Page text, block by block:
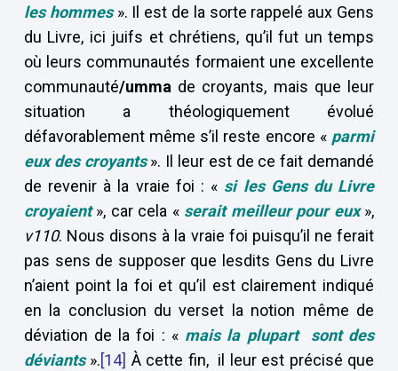
les hommes». Il est de la sorte rappelé aux Gens
du Livre, ici juifs et chrétiens, qu’il fut un temps
où leurs communautés formaient une excellente
communauté/ummade croyants, mais que leur
situation a théologiquement évolué
défavorablement même s’il reste encore « parmi
eux des croyants». Il leur est de ce fait demandé
de revenir à la vraie foi : « si les Gens du Livre
croyaient», car cela « serait meilleur pour eux»,
v110. Nous disons à la vraie foi puisqu’il ne ferait
pas sens de supposer que lesdits Gens du Livre
n’aient point la foi et qu’il est clairement indiqué
en la conclusion du verset la notion même de
déviation de la foi : « mais la plupart sont des
déviants».[14] À cette fin, il leur est précisé que